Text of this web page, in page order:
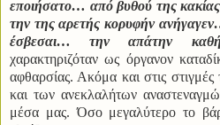
εποιήσατο… από βυθού της
την της αρετής κορυφήν
έσβεσαι… την απάτην
χαρακτηριζόταν ως όργανον
αφθαρσίας. Ακόμα και στις
και των ανεκλαλήτων
μέσα μας. Όσο μεγαλύτερο το